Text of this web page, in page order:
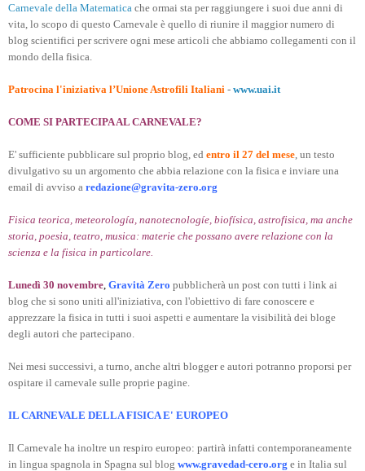
Carnevale della Matematica che ormai sta per raggiungere i suoi due anni di
vita, lo scopo di questo Carnevale è quello di riunire il maggior numero di
blog scientifici per scrivere ogni mese articoli che abbiamo collegamenti con il
mondo della fisica.
Patrocina l'iniziativa l’Unione Astrofili Italiani - www.uai.it
COME SI PARTECIPA AL CARNEVALE?
E' sufficiente pubblicare sul proprio blog, ed entro il 27 del mese , un testo
divulgativo su un argomento che abbia relazione con la fisica e inviare una
email di avviso a redazione@gravita-zero.org
Fisica teorica, meteorología, nanotecnologíe, biofísica, astrofisica, ma anche
storia, poesia, teatro, musica: materie che possano avere relazione con la
scienza e la fisica in particolare.
Lunedì 30 novembre Gravità Zero pubblicherà un post con tutti i link ai
blog che si sono uniti all'iniziativa, con l'obiettivo di fare conoscere e
apprezzare la fisica in tutti i suoi aspetti e aumentare la visibilità dei bloge
degli autori che partecipano.
Nei mesi successivi, a turno, anche altri blogger e autori potranno proporsi per
ospitare il carnevale sulle proprie pagine.
IL CARNEVALE DELLA FISICA E' EUROPEO
Il Carnevale ha inoltre un respiro europeo: partirà infatti contemporaneamente
in lingua spagnola in Spagna sul blog www.gravedad-cero.org e in Italia sul